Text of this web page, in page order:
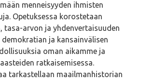
menneisyyden ihmisten
Opetuksessa korostetaan
tasa-arvon ja yhdenvertaisuuden
ja kansainvälisen
oman aikamme ja
ratkaisemisessa.
tarkastellaan maailmanhistorian